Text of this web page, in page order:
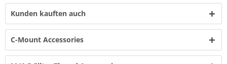
Kunden kauften auch
C-Mount Accessories